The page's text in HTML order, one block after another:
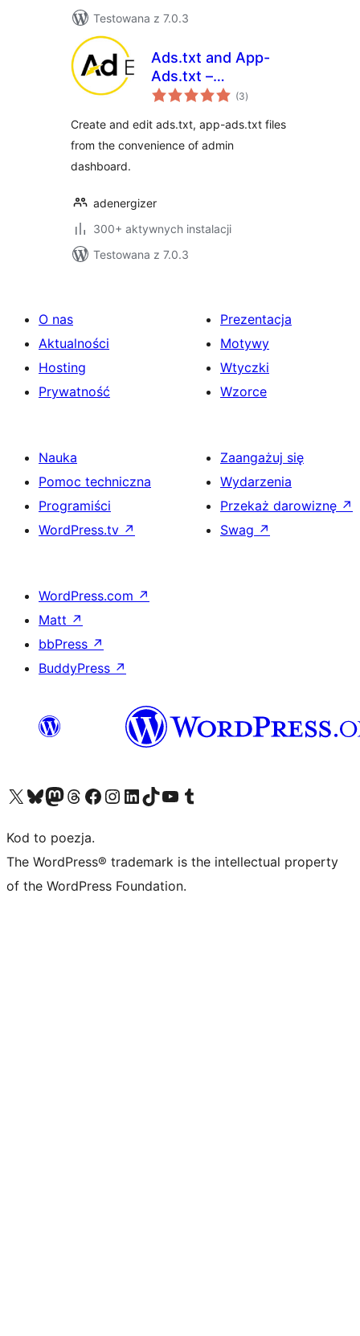
Testowana z 7.0.3
Ads.txt and App-
Ads.txt –
AdEnergizer(3wszystkich
ocen
)
Create and edit ads.txt, app-ads.txt files
from the convenience of admin
dashboard.
adenergizer
300+ aktywnych instalacji
Testowana z 7.0.3
O nas
Aktualności
Hosting
Prywatność
Prezentacja
Motywy
Wtyczki
Wzorce
Nauka
Pomoc techniczna
Programiści
WordPress.tv ↗
Zaangażuj się
Wydarzenia
Przekaż darowiznę ↗
Swag ↗
WordPress.com ↗
Matt ↗
bbPress ↗
BuddyPress ↗
Odwiedź nasze konto X (dawniej Twitter)
Odwiedź nasze konto Bluesky
Odwiedź nasze konto na Mastodoncie
Odwiedź naszego Threadsa
Odwiedź naszego Facebooka
Odwiedź nasze konto na Instagramie
Odwiedź nasze konto na LinkedIn
Odwiedź naszego TikToka
Odwiedź nasz kanał YouTube
Odwiedź naszego Tumblra
Kod to poezja.
The WordPress® trademark is the intellectual property
of the WordPress Foundation.